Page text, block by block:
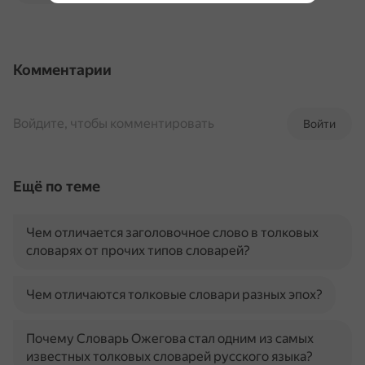
Комментарии
Войти
Войдите, чтобы комментировать
Ещё по теме
Чем отличается заголовочное слово в толковых
словарях от прочих типов словарей?
Чем отличаются толковые словари разных эпох?
Почему Словарь Ожегова стал одним из самых
известных толковых словарей русского языка?